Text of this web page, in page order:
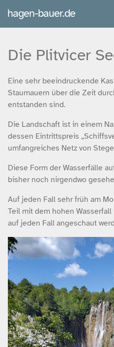
hagen-bauer.de
Die Plitvicer
Eine sehr beeindruckende
Staumauern über die Zeit
entstanden sind.
Die Landschaft ist in einem
dessen Eintrittspreis
umfangreiches Netz von
Diese Form der Wasserfälle
bisher noch nirgendwo
Auf jeden Fall sehr früh am
Teil mit dem hohen
auf jeden Fall angeschaut